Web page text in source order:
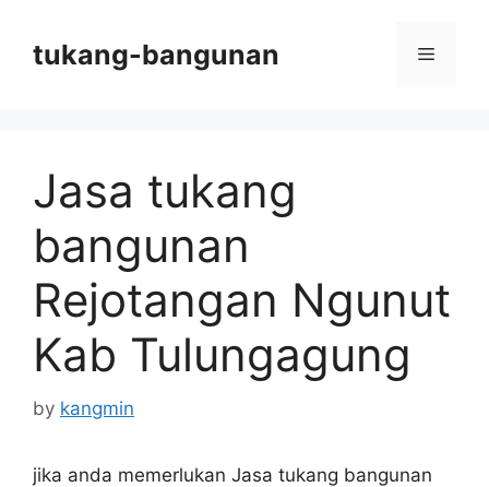
contenttukang-bangunan Menu
Jasa tukang
bangunan
Rejotangan Ngunut
Kab Tulungagung
by kangmin
jika anda memerlukan Jasa tukang bangunan